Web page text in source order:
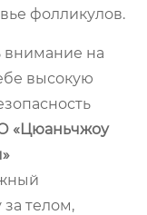
фолликулов.
внимание на
высокую
«Цюаньчжоу
за телом,